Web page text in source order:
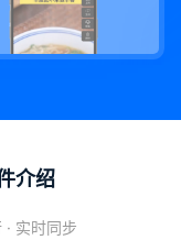
介绍
· 实时同步